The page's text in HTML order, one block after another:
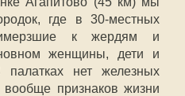
где в 30-местных
к жердям и
женщины, дети и
нет железных
признаков жизни